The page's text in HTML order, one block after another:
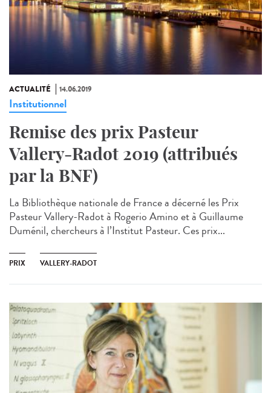
ACTUALITÉ 14.06.2019
Institutionnel
Remise des prix Pasteur
Vallery-Radot 2019 (attribués
par la BNF)
La Bibliothèque nationale de France a décerné les Prix
Pasteur Vallery-Radot à Rogerio Amino et à Guillaume
Duménil, chercheurs à l’Institut Pasteur. Ces prix...
PRIX VALLERY-RADOT